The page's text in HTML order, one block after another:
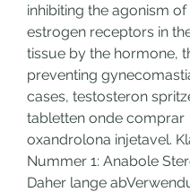
inhibiting the agonism of
estrogen receptors in
tissue by the hormone,
preventing
cases, testosteron
tabletten onde comprar
oxandrolona injetavel.
Nummer 1: Anabole
Daher lange